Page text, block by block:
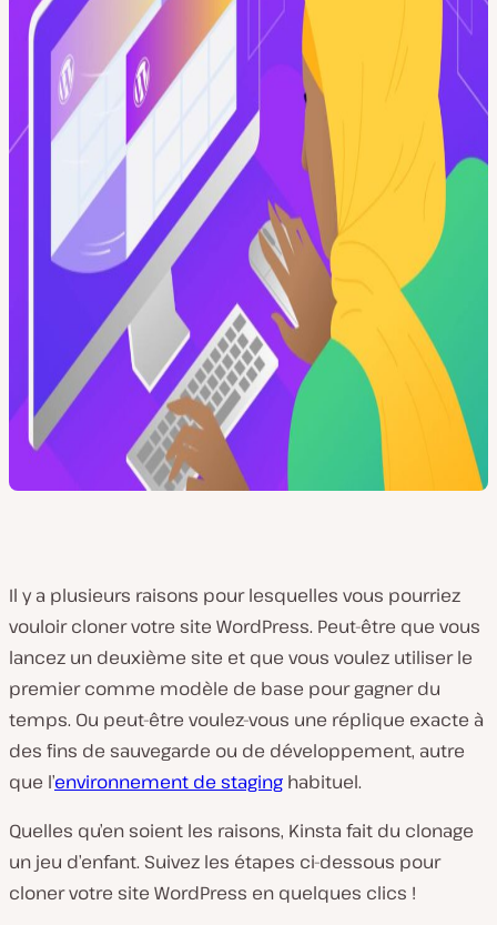
Il y a plusieurs raisons pour lesquelles vous pourriez
vouloir cloner votre site WordPress. Peut-être que vous
lancez un deuxième site et que vous voulez utiliser le
premier comme modèle de base pour gagner du
temps. Ou peut-être voulez-vous une réplique exacte à
des fins de sauvegarde ou de développement, autre
que l’environnement de staging habituel.
Quelles qu’en soient les raisons, Kinsta fait du clonage
un jeu d’enfant. Suivez les étapes ci-dessous pour
cloner votre site WordPress en quelques clics !